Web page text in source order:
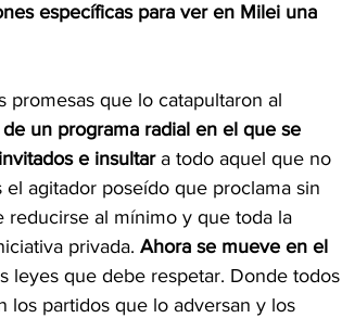
específicas para ver en Milei una
promesas que lo catapultaron al
un programa radial en el que se
e insultar a todo aquel que no
agitador poseído que proclama sin
reducirse al mínimo y que toda la
privada. Ahora se mueve en el
leyes que debe respetar. Donde
los partidos que lo adversan y los